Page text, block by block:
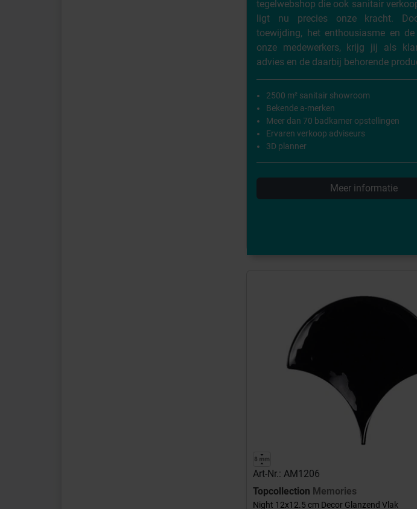
tegelwebshop die ook sanitair
ligt nu precies onze kracht.
toewijding, het enthousiasme en
onze medewerkers, krijg jij als
advies en de daarbij behorende
2500 m² sanitair showroom
Bekende a-merken
Meer dan 70 badkamer opstellingen
Ervaren verkoop adviseurs
3D planner
Meer informatie
Art-Nr.: AM1206
Topcollection Memories
Night 12x12.5 cm Decor Glanzend Vlak